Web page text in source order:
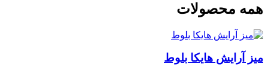
همه محصولات
میز آرایش هایکا بلوط